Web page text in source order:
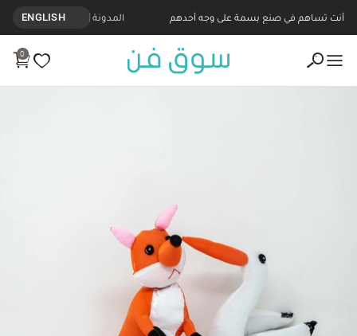
أنت تساهم في صنع بسمة على وجه أحدهم المدونة ENGLISH
0